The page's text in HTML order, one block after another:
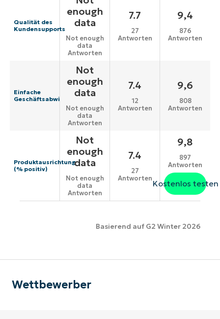
Qualität des
Kundensupports
enough
data
Not enough
data
Antworten
7.7
27
Antworten
9,4
876
Antworten
Einfache
Geschäftsabwicklung
Not
enough
data
Not enough
data
Antworten
7.4
12
Antworten
9,6
808
Antworten
Produktausrichtung
(% positiv)
Not
enough
data
Not enough
data
Antworten
7.4
27
Antworten
9,8
897
Antworten
Kostenlos testen
Basierend auf G2 Winter 2026
Wettbewerber